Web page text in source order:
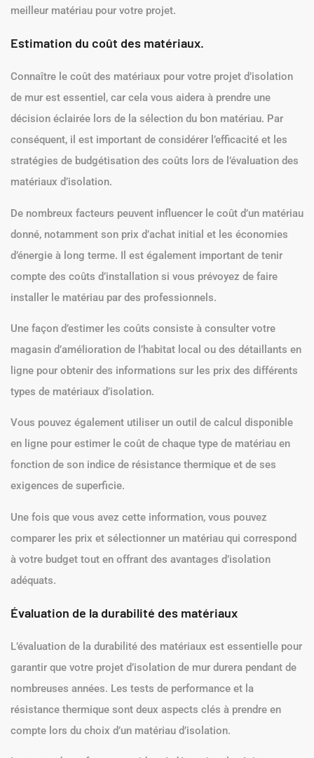
meilleur matériau pour votre projet.
Estimation du coût des matériaux.
Connaître le coût des matériaux pour votre projet d’isolation
de mur est essentiel, car cela vous aidera à prendre une
décision éclairée lors de la sélection du bon matériau. Par
conséquent, il est important de considérer l’efficacité et les
stratégies de budgétisation des coûts lors de l’évaluation des
matériaux d’isolation.
De nombreux facteurs peuvent influencer le coût d’un matériau
donné, notamment son prix d’achat initial et les économies
d’énergie à long terme. Il est également important de tenir
compte des coûts d’installation si vous prévoyez de faire
installer le matériau par des professionnels.
Une façon d’estimer les coûts consiste à consulter votre
magasin d’amélioration de l’habitat local ou des détaillants en
ligne pour obtenir des informations sur les prix des différents
types de matériaux d’isolation.
Vous pouvez également utiliser un outil de calcul disponible
en ligne pour estimer le coût de chaque type de matériau en
fonction de son indice de résistance thermique et de ses
exigences de superficie.
Une fois que vous avez cette information, vous pouvez
comparer les prix et sélectionner un matériau qui correspond
à votre budget tout en offrant des avantages d’isolation
adéquats.
Évaluation de la durabilité des matériaux
L’évaluation de la durabilité des matériaux est essentielle pour
garantir que votre projet d’isolation de mur durera pendant de
nombreuses années. Les tests de performance et la
résistance thermique sont deux aspects clés à prendre en
compte lors du choix d’un matériau d’isolation.